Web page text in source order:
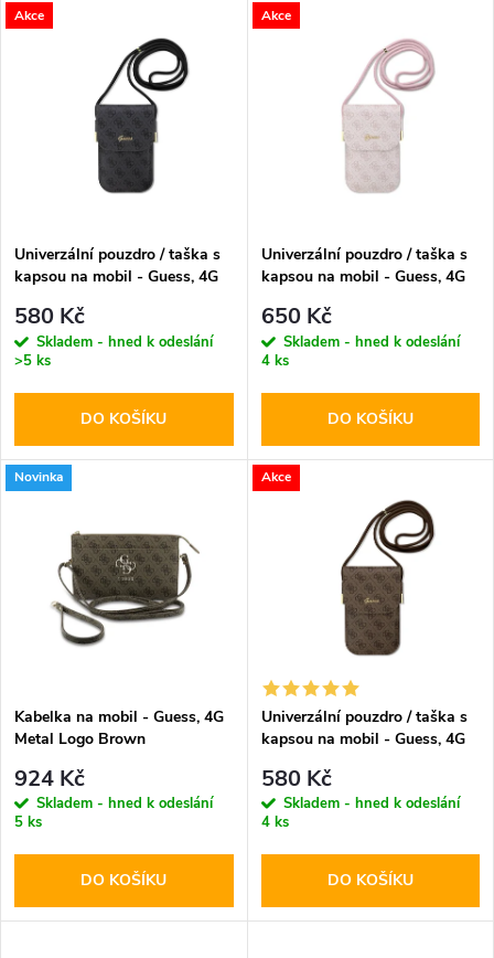
p
r
o
d
u
Nejdražší
V
s
p
r
o
d
Akce
Univerzální pouzdro / taška s
kapsou na mobil - Guess, 4G
580 Kč
Skladem - hned k odeslání
>5 ks
DO KOŠÍKU
Akce
Univerzální pouzdro / taška s
kapsou na mobil - Guess, 4G
650 Kč
Skladem - hned k odeslání
4 ks
DO KOŠÍKU
Novinka
Kabelka na mobil - Guess, 4G
Metal Logo Brown
924 Kč
Skladem - hned k odeslání
5 ks
DO KOŠÍKU
Akce
Univerzální pouzdro / taška s
kapsou na mobil - Guess, 4G
580 Kč
Skladem - hned k odeslání
4 ks
DO KOŠÍKU